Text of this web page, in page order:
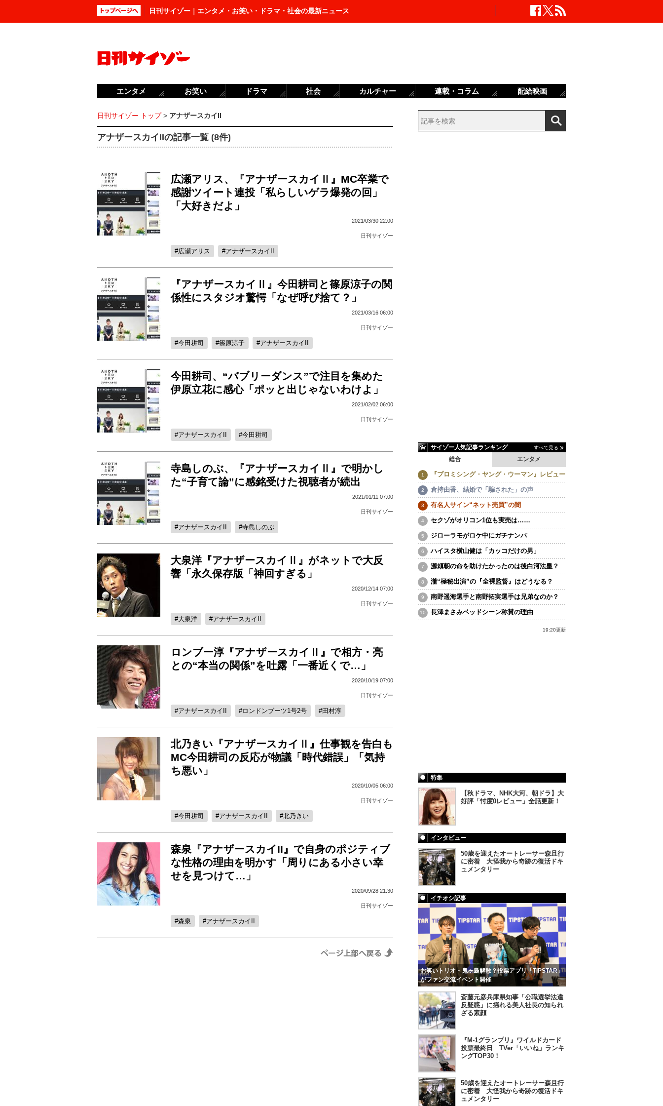
日刊サイゾー｜エンタメ・お笑い・ドラマ・社会の最新ニュース
日刊サイゾー トップ> アナザースカイII
アナザースカイIIの記事一覧 (8件)
広瀬アリス、『アナザースカイⅡ』MC卒業で
感謝ツイート連投「私らしいゲラ爆発の回」
「大好きだよ」
2021/03/30 22:00
日刊サイゾー
広瀬アリス アナザースカイII
『アナザースカイⅡ』今田耕司と篠原涼子の関
係性にスタジオ驚愕「なぜ呼び捨て？」
2021/03/16 06:00
日刊サイゾー
今田耕司 篠原涼子 アナザースカイII
今田耕司、“バブリーダンス”で注目を集めた
伊原立花に感心「ポッと出じゃないわけよ」
2021/02/02 06:00
日刊サイゾー
アナザースカイII 今田耕司
寺島しのぶ、『アナザースカイⅡ』で明かし
た“子育て論”に感銘受けた視聴者が続出
2021/01/11 07:00
日刊サイゾー
アナザースカイII 寺島しのぶ
大泉洋『アナザースカイⅡ』がネットで大反
響「永久保存版「神回すぎる」
2020/12/14 07:00
日刊サイゾー
大泉洋 アナザースカイII
ロンブー淳『アナザースカイⅡ』で相方・亮
との“本当の関係”を吐露「一番近くで…」
2020/10/19 07:00
日刊サイゾー
アナザースカイII ロンドンブーツ1号2号 田村淳
北乃きい『アナザースカイⅡ』仕事観を告白も
MC今田耕司の反応が物議「時代錯誤」「気持
ち悪い」
2020/10/05 06:00
日刊サイゾー
今田耕司 アナザースカイII 北乃きい
森泉『アナザースカイII』で自身のポジティブ
な性格の理由を明かす「周りにある小さい幸
せを見つけて…」
2020/09/28 21:30
日刊サイゾー
森泉 アナザースカイII
サイゾー人気記事ランキング すべて見る
エンタメ
総合
『プロミシング・ヤング・ウーマン』レビュー
倉持由香、結婚で「騙された」の声
有名人サイン“ネット売買”の闇
セクゾがオリコン1位も実売は……
ジローラモがロケ中にガチナンパ
ハイスタ横山健は「カッコだけの男」
源頼朝の命を助けたかったのは後白河法皇？
瀧“極秘出演”の『全裸監督』はどうなる？
南野遥海選手と南野拓実選手は兄弟なのか？
長澤まさみベッドシーン称賛の理由
19:20更新
特集
【秋ドラマ、NHK大河、朝ドラ】大
好評「忖度0レビュー」全話更新！
インタビュー
50歳を迎えたオートレーサー森且行
に密着 大怪我から奇跡の復活ドキ
ュメンタリー
イチオシ記事
お笑いトリオ・鬼ヶ島解散？投票アプリ「TIPSTAR」
がファン交流イベント開催
斎藤元彦兵庫県知事「公職選挙法違
反疑惑」に揺れる美人社長の知られ
ざる素顔
『M-1グランプリ』ワイルドカード
投票最終日 TVer「いいね」ランキ
ングTOP30！
50歳を迎えたオートレーサー森且行
に密着 大怪我から奇跡の復活ドキ
ュメンタリー
エンタメ お笑い ドラマ 社会 カルチャー 連載・コラム 配給映画